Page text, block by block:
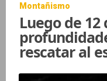
Montañismo
Luego de 12
rescatar al